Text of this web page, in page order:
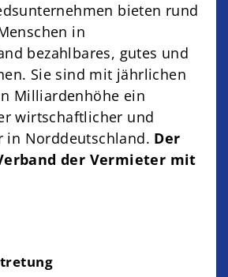
bieten rund
in
bezahlbares, gutes und
Sie sind mit jährlichen
Milliardenhöhe ein
wirtschaftlicher und
in Norddeutschland. Der
der Vermieter mit